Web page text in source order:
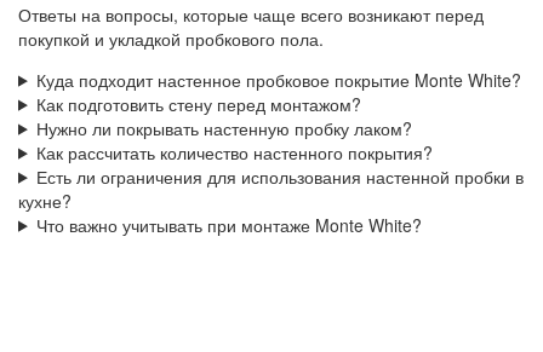
Ответы на вопросы, которые чаще всего возникают перед
покупкой и укладкой пробкового пола.
Куда подходит настенное пробковое покрытие Monte White?
Как подготовить стену перед монтажом?
Нужно ли покрывать настенную пробку лаком?
Как рассчитать количество настенного покрытия?
Есть ли ограничения для использования настенной пробки в
кухне?
Что важно учитывать при монтаже Monte White?